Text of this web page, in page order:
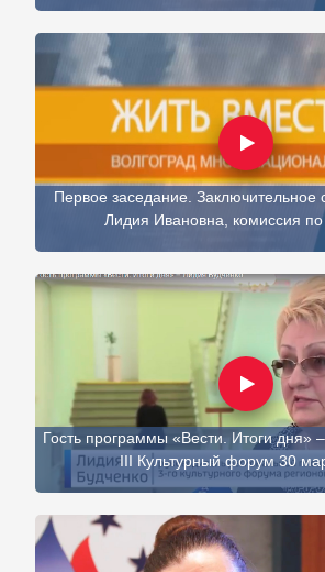
Первое заседание. Заключительное
Лидия Ивановна, комиссия по
Гость программы «Вести. Итоги дня»
III Культурный форум 30